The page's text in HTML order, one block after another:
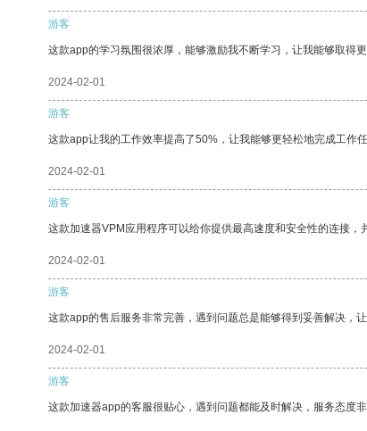
游客
这款app的学习氛围很浓厚，能够激励我不断学习，让我能够取得更
2024-02-01
游客
这款app让我的工作效率提高了50%，让我能够更轻松地完成工作
2024-02-01
游客
这款加速器VPM应用程序可以给你提供最高速度和安全性的连接，
2024-02-01
游客
这款app的售后服务非常完善，遇到问题总是能够得到妥善解决，让
2024-02-01
游客
这款加速器app的客服很贴心，遇到问题都能及时解决，服务态度非